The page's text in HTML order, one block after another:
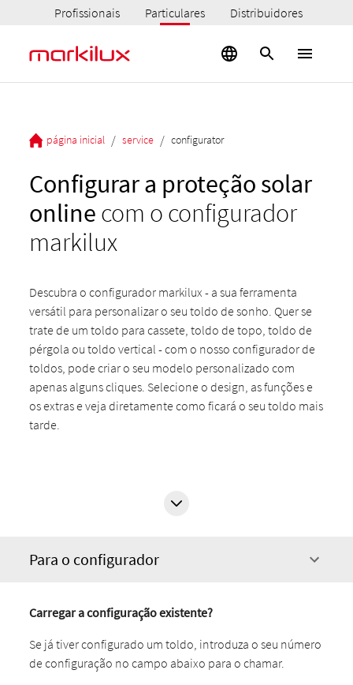
Profissionais Particulares Distribuidores
página inicial / service / configurator
Configurar a proteção solar
online com o configurador
markilux
Descubra o configurador markilux - a sua ferramenta
versátil para personalizar o seu toldo de sonho. Quer se
trate de um toldo para cassete, toldo de topo, toldo de
pérgola ou toldo vertical - com o nosso configurador de
toldos, pode criar o seu modelo personalizado com
apenas alguns cliques. Selecione o design, as funções e
os extras e veja diretamente como ficará o seu toldo mais
tarde.
Para o configurador
Carregar a configuração existente?
Se já tiver configurado um toldo, introduza o seu número
de configuração no campo abaixo para o chamar.